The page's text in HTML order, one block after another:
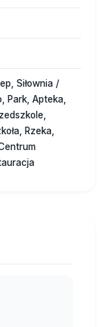
Siłownia /
Park, Apteka,
Rzeka,